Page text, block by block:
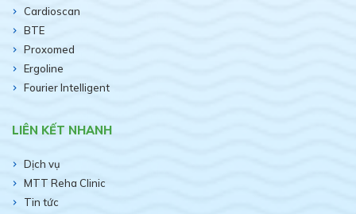
Cardioscan
BTE
Proxomed
Ergoline
Fourier Intelligent
LIÊN KẾT NHANH
Dịch vụ
MTT Reha Clinic
Tin tức